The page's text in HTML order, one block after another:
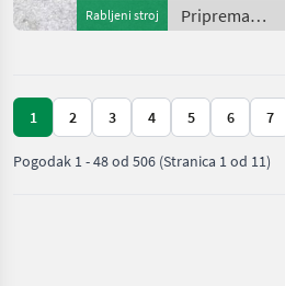
Rabljeni stroj
(gruberi)
Priprema/
obrada tla
tanjurače i
dr.) / Expom
1 2 3 4 5 6 7
Pogodak 1-48od 506 (Stranica 1 od 11)